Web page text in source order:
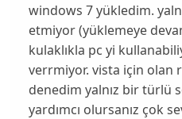
windows 7 yükledim.
etmiyor (yüklemeye
kulaklıkla pc yi
verrmiyor. vista için olan
denedim yalnız bir türlü
yardımcı olursanız çok